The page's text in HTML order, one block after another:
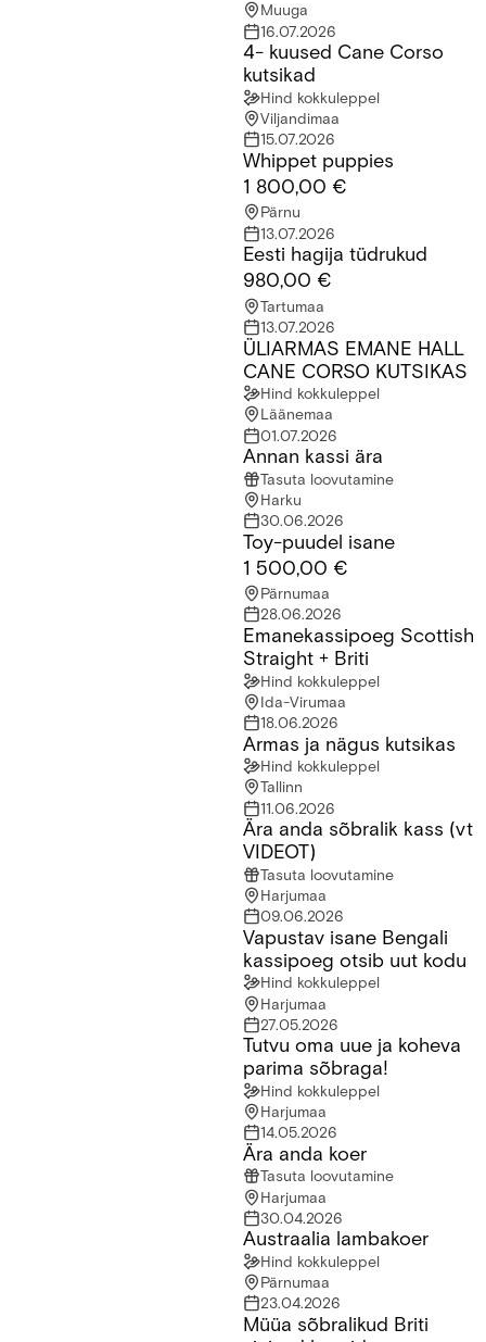
Muuga
16.07.2026
4- kuused Cane Corso kutsikad4- kuused Cane Corso
kutsikad
Hind kokkuleppel
Viljandimaa
15.07.2026
Whippet puppies
1 800,00 €
Pärnu
13.07.2026
Eesti hagija tüdrukud
980,00 €
Tartumaa
13.07.2026
ÜLIARMAS EMANE HALL CANE CORSO KUTSIKAS
ÜLIARMAS EMANE HALL
CANE CORSO KUTSIKAS
Hind kokkuleppel
Läänemaa
01.07.2026
Annan kassi ära
Tasuta loovutamine
Harku
30.06.2026
Toy-puudel isane
1 500,00 €
Pärnumaa
28.06.2026
Emanekassipoeg Scottish Straight + BritiEmanekassipoeg Scottish
Straight + Briti
Hind kokkuleppel
Ida-Virumaa
18.06.2026
Armas ja nägus kutsikas
Hind kokkuleppel
Tallinn
11.06.2026
Ära anda sõbralik kass (vt VIDEOT)Ära anda sõbralik kass (vt
VIDEOT)
Tasuta loovutamine
Harjumaa
09.06.2026
Vapustav isane Bengali kassipoeg otsib uut kodu
Vapustav isane Bengali
kassipoeg otsib uut kodu
Hind kokkuleppel
Harjumaa
27.05.2026
Tutvu oma uue ja koheva parima sõbraga!Tutvu oma uue ja koheva
parima sõbraga!
Hind kokkuleppel
Harjumaa
14.05.2026
Ära anda koer
Tasuta loovutamine
Harjumaa
30.04.2026
Austraalia lambakoer
Hind kokkuleppel
Pärnumaa
23.04.2026
Müüa sõbralikud Briti sinised kassid.Müüa sõbralikud Briti